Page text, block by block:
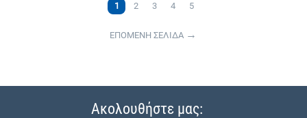
1 2 3 4 5
ΕΠΟΜΕΝΗ ΣΕΛΙΔΑ
Ακολουθήστε μας: